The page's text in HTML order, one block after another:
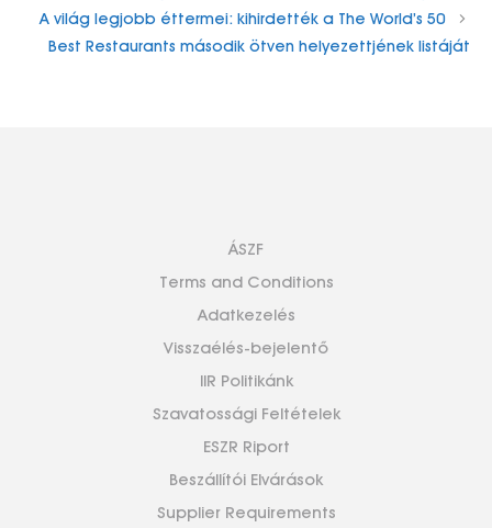
A világ legjobb éttermei: kihirdették a The World’s 50
Best Restaurants második ötven helyezettjének listáját
ÁSZF
Terms and Conditions
Adatkezelés
Visszaélés-bejelentő
IIR Politikánk
Szavatossági Feltételek
ESZR Riport
Beszállítói Elvárások
Supplier Requirements